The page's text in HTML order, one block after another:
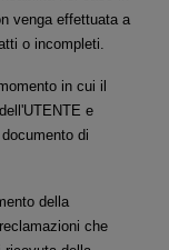
venga effettuata a
o incompleti.
in cui il
e
di
della
che